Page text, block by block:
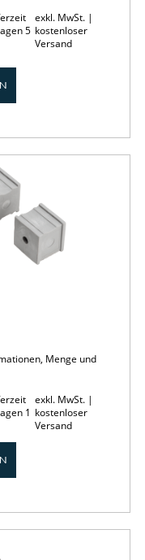
5
exkl. MwSt. |
kostenloser
Versand
Menge und
1
exkl. MwSt. |
kostenloser
Versand